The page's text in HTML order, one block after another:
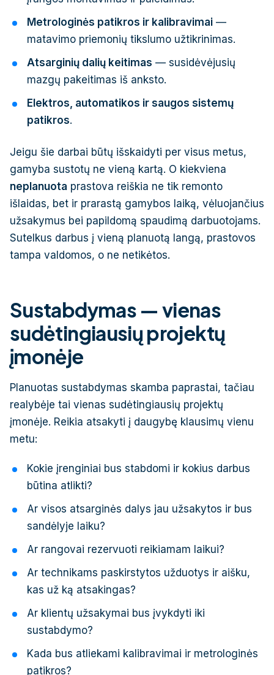
Metrologinės patikros ir kalibravimai —
matavimo priemonių tikslumo užtikrinimas.
Atsarginių dalių keitimas — susidėvėjusių
mazgų pakeitimas iš anksto.
Elektros, automatikos ir saugos sistemų
patikros.
Jeigu šie darbai būtų išskaidyti per visus metus,
gamyba sustotų ne vieną kartą. O kiekviena
neplanuota prastova reiškia ne tik remonto
išlaidas, bet ir prarastą gamybos laiką, vėluojančius
užsakymus bei papildomą spaudimą darbuotojams.
Sutelkus darbus į vieną planuotą langą, prastovos
tampa valdomos, o ne netikėtos.
Sustabdymas — vienas
sudėtingiausių projektų
įmonėje
Planuotas sustabdymas skamba paprastai, tačiau
realybėje tai vienas sudėtingiausių projektų
įmonėje. Reikia atsakyti į daugybę klausimų vienu
metu:
Kokie įrenginiai bus stabdomi ir kokius darbus
būtina atlikti?
Ar visos atsarginės dalys jau užsakytos ir bus
sandėlyje laiku?
Ar rangovai rezervuoti reikiamam laikui?
Ar technikams paskirstytos užduotys ir aišku,
kas už ką atsakingas?
Ar klientų užsakymai bus įvykdyti iki
sustabdymo?
Kada bus atliekami kalibravimai ir metrologinės
patikros?